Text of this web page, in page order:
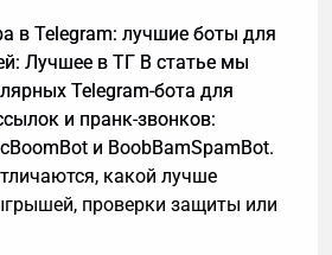
в Telegram: лучшие боты для
в ТГ В статье мы
Telegram-бота для
и пранк-звонков:
и BoobBamSpamBot.
какой лучше
проверки защиты или